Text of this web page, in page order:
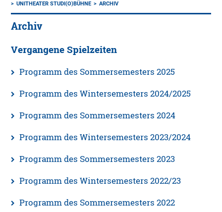
UNITHEATER STUDI(O)BÜHNE
ARCHIV
Archiv
Vergangene Spielzeiten
Programm des Sommersemesters 2025
Programm des Wintersemesters 2024/2025
Programm des Sommersemesters 2024
Programm des Wintersemesters 2023/2024
Programm des Sommersemesters 2023
Programm des Wintersemesters 2022/23
Programm des Sommersemesters 2022